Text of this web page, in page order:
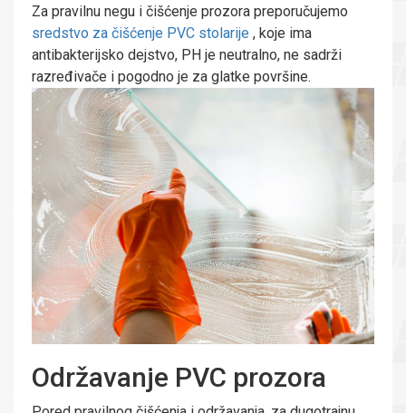
Za pravilnu negu i čišćenje prozora preporučujemo
sredstvo za čišćenje PVC stolarije , koje ima
antibakterijsko dejstvo, PH je neutralno, ne sadrži
razređivače i pogodno je za glatke površine.
Održavanje PVC prozora